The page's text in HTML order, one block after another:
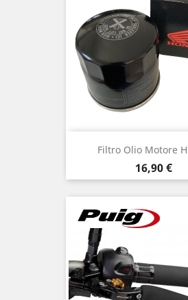
Filtro Olio Motore
Prezzo
16,90 €